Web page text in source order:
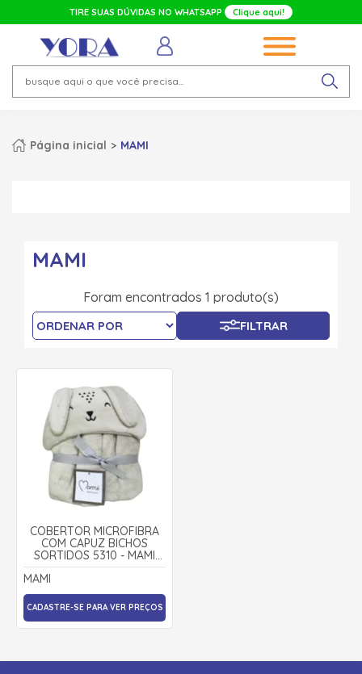
TIRE SUAS DÚVIDAS NO WHATSAPP Clique aqui!
Página inicial MAMI
MAMI
Foram encontrados 1 produto(s)
FILTRAR
COBERTOR MICROFIBRA
COM CAPUZ BICHOS
SORTIDOS 5310 - MAMI
BICHUUS
MAMI
CADASTRE-SE PARA VER PREÇOS